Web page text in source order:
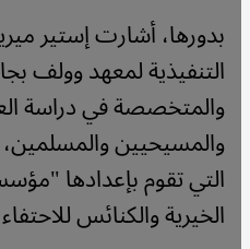
بدورها، أشارت إستير
التنفيذية لمعهد وولف
والمتخصصة في دراسة
والمسيحيين والمسلمين،
التي تقوم بإعدادها
الخيرية والكنائس